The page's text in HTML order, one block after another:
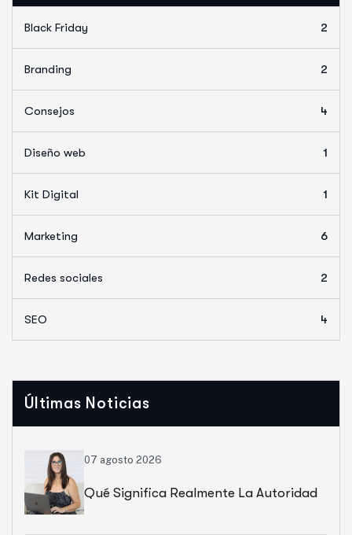
Black Friday 2
Branding 2
Consejos 4
Diseño web 1
Kit Digital 1
Marketing 6
Redes sociales 2
SEO 4
Últimas Noticias
07 agosto 2026
Qué Significa Realmente La Autoridad